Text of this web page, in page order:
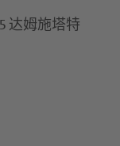
达姆施塔特